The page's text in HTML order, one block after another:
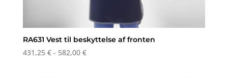
RA631 Vest til beskyttelse af fronten
431,25 € - 582,00 €Prisinterval: